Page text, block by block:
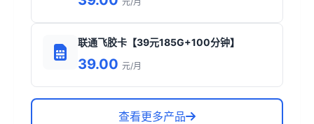
联通飞胶卡【39元185G+100分钟】
39.00 元/月
查看更多产品